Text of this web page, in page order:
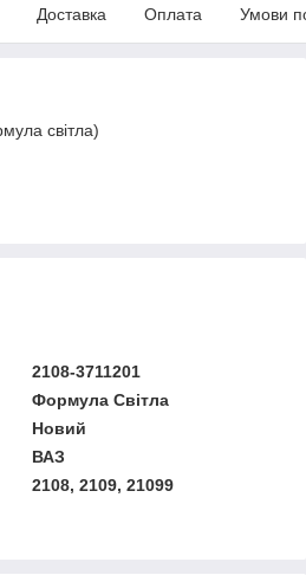
Доставка Оплата Умови
світла)
2108-3711201
Формула Світла
Новий
ВАЗ
2108, 2109, 21099